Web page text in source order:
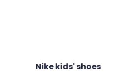
Nike kids' shoes